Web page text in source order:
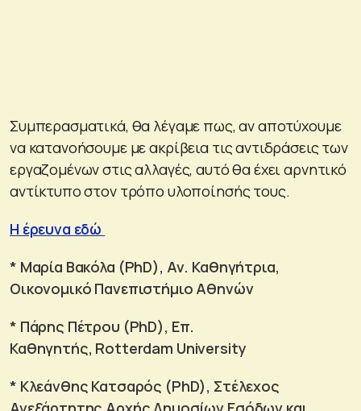
Συμπερασματικά, θα λέγαμε πως, αν αποτύχουμε
να κατανοήσουμε με ακρίβεια τις αντιδράσεις των
εργαζομένων στις αλλαγές, αυτό θα έχει αρνητικό
αντίκτυπο στον τρόπο υλοποίησής τους.
H έρευνα εδώ
* Μαρία Βακόλα (PhD), Αν. Καθηγήτρια,
Οικονομικό Πανεπιστήμιο Αθηνών
* Πάρης Πέτρου (PhD), Επ.
Καθηγητής, Rotterdam University
* Κλεάνθης Κατσαρός (PhD), Στέλεχος